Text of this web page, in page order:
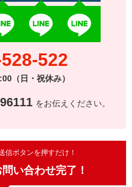
522
（日・祝休み）
96111 をお伝えください。
信ボタンを押すだけ！
い合わせ完了！